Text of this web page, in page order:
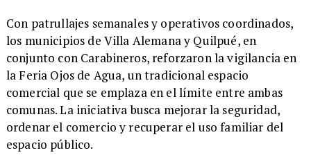
​Con patrullajes semanales y operativos coordinados,
los municipios de Villa Alemana y Quilpué, en
conjunto con Carabineros, reforzaron la vigilancia en
la Feria Ojos de Agua, un tradicional espacio
comercial que se emplaza en el límite entre ambas
comunas. La iniciativa busca mejorar la seguridad,
ordenar el comercio y recuperar el uso familiar del
espacio público.